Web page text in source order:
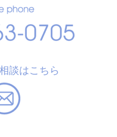
談はこちら